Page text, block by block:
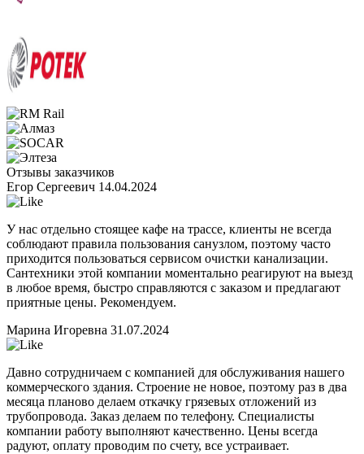
Отзывы заказчиков
Егор Сергеевич 14.04.2024
У нас отдельно стоящее кафе на трассе, клиенты не всегда
соблюдают правила пользования санузлом, поэтому часто
приходится пользоваться сервисом очистки канализации.
Сантехники этой компании моментально реагируют на выезд
в любое время, быстро справляются с заказом и предлагают
приятные цены. Рекомендуем.
Марина Игоревна 31.07.2024
Давно сотрудничаем с компанией для обслуживания нашего
коммерческого здания. Строение не новое, поэтому раз в два
месяца планово делаем откачку грязевых отложений из
трубопровода. Заказ делаем по телефону. Специалисты
компании работу выполняют качественно. Цены всегда
радуют, оплату проводим по счету, все устраивает.